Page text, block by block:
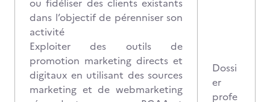
ou fidéliser des clients existants
dans l’objectif de pérenniser son
activité
Exploiter des outils de
promotion marketing directs et
digitaux en utilisant des sources
marketing et de webmarketing
Dossi
er
profe